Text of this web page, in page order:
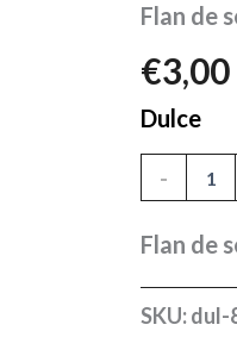
Flan de
€3,00
Dulce
-
negro
tostado
cantidad
Flan de
SKU:dul-